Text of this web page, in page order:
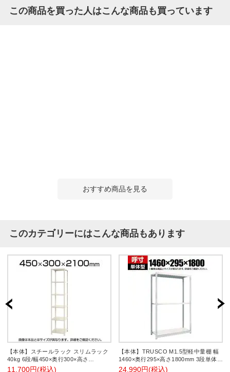
この商品を買った人はこんな商品も買っています
おすすめ商品を見る
このカテゴリーにはこんな商品もあります
【本体】スチールラック スリムラック
40kg 6段/幅450×奥行300×高さ
2100mm/KT-NSTR-724
11,700円(税込)
【本体】TRUSCO M1.5型軽中量棚 幅
1460×奥行295×高さ1800mm 3段単体
ネオグレー 780-0495
24,990円(税込)